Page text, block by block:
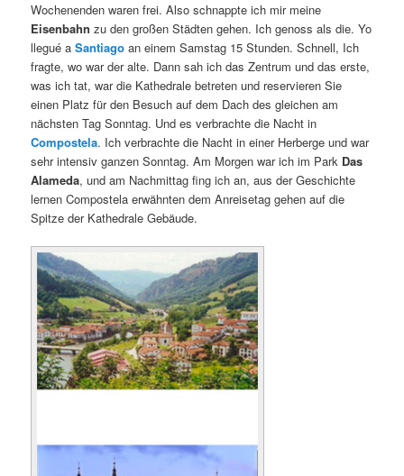
Wochenenden waren frei. Also schnappte ich mir meine
Eisenbahn zu den großen Städten gehen. Ich genoss als die. Yo
llegué aSantiagoan einem Samstag 15 Stunden. Schnell, Ich
fragte, wo war der alte. Dann sah ich das Zentrum und das erste,
was ich tat, war die Kathedrale betreten und reservieren Sie
einen Platz für den Besuch auf dem Dach des gleichen am
nächsten Tag Sonntag. Und es verbrachte die Nacht in
Compostela. Ich verbrachte die Nacht in einer Herberge und war
sehr intensiv ganzen Sonntag. Am Morgen war ich im Park Das
Alameda, und am Nachmittag fing ich an, aus der Geschichte
lernen Compostela erwähnten dem Anreisetag gehen auf die
Spitze der Kathedrale Gebäude.